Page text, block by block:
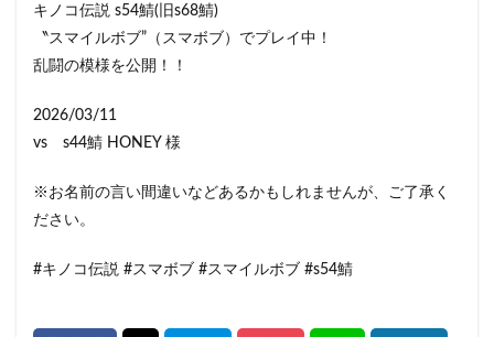
キノコ伝説 s54鯖(旧s68鯖)
〝スマイルボブ”（スマボブ）でプレイ中！
乱闘の模様を公開！！
2026/03/11
vs s44鯖 HONEY 様
※お名前の言い間違いなどあるかもしれませんが、ご了承く
ださい。
#キノコ伝説 #スマボブ #スマイルボブ #s54鯖